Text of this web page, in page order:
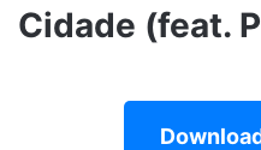
Cidade (feat.